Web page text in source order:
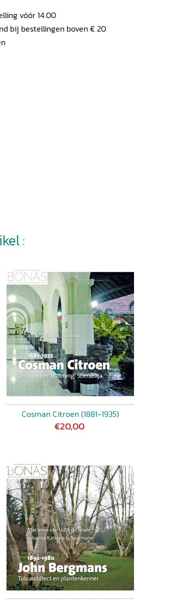
vóór 14.00
bij bestellingen boven € 20
:
Cosman Citroen (1881-1935)
€20,00